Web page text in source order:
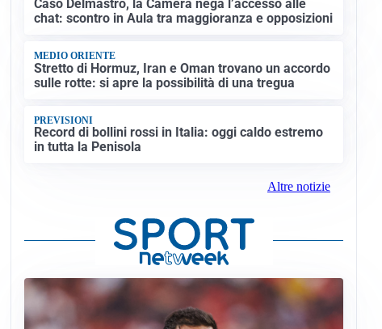
Caso Delmastro, la Camera nega l’accesso alle
chat: scontro in Aula tra maggioranza e opposizioni
MEDIO ORIENTE
Stretto di Hormuz, Iran e Oman trovano un accordo
sulle rotte: si apre la possibilità di una tregua
PREVISIONI
Record di bollini rossi in Italia: oggi caldo estremo
in tutta la Penisola
Altre notizie